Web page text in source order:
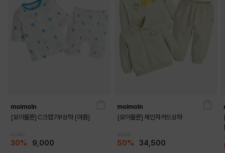
DETAILS
moimoln
[모이몰른] C크랩7부상하 [여름]
30% 9,000
moimoln
[모이몰른] 체인자카드상하
50% 34,500